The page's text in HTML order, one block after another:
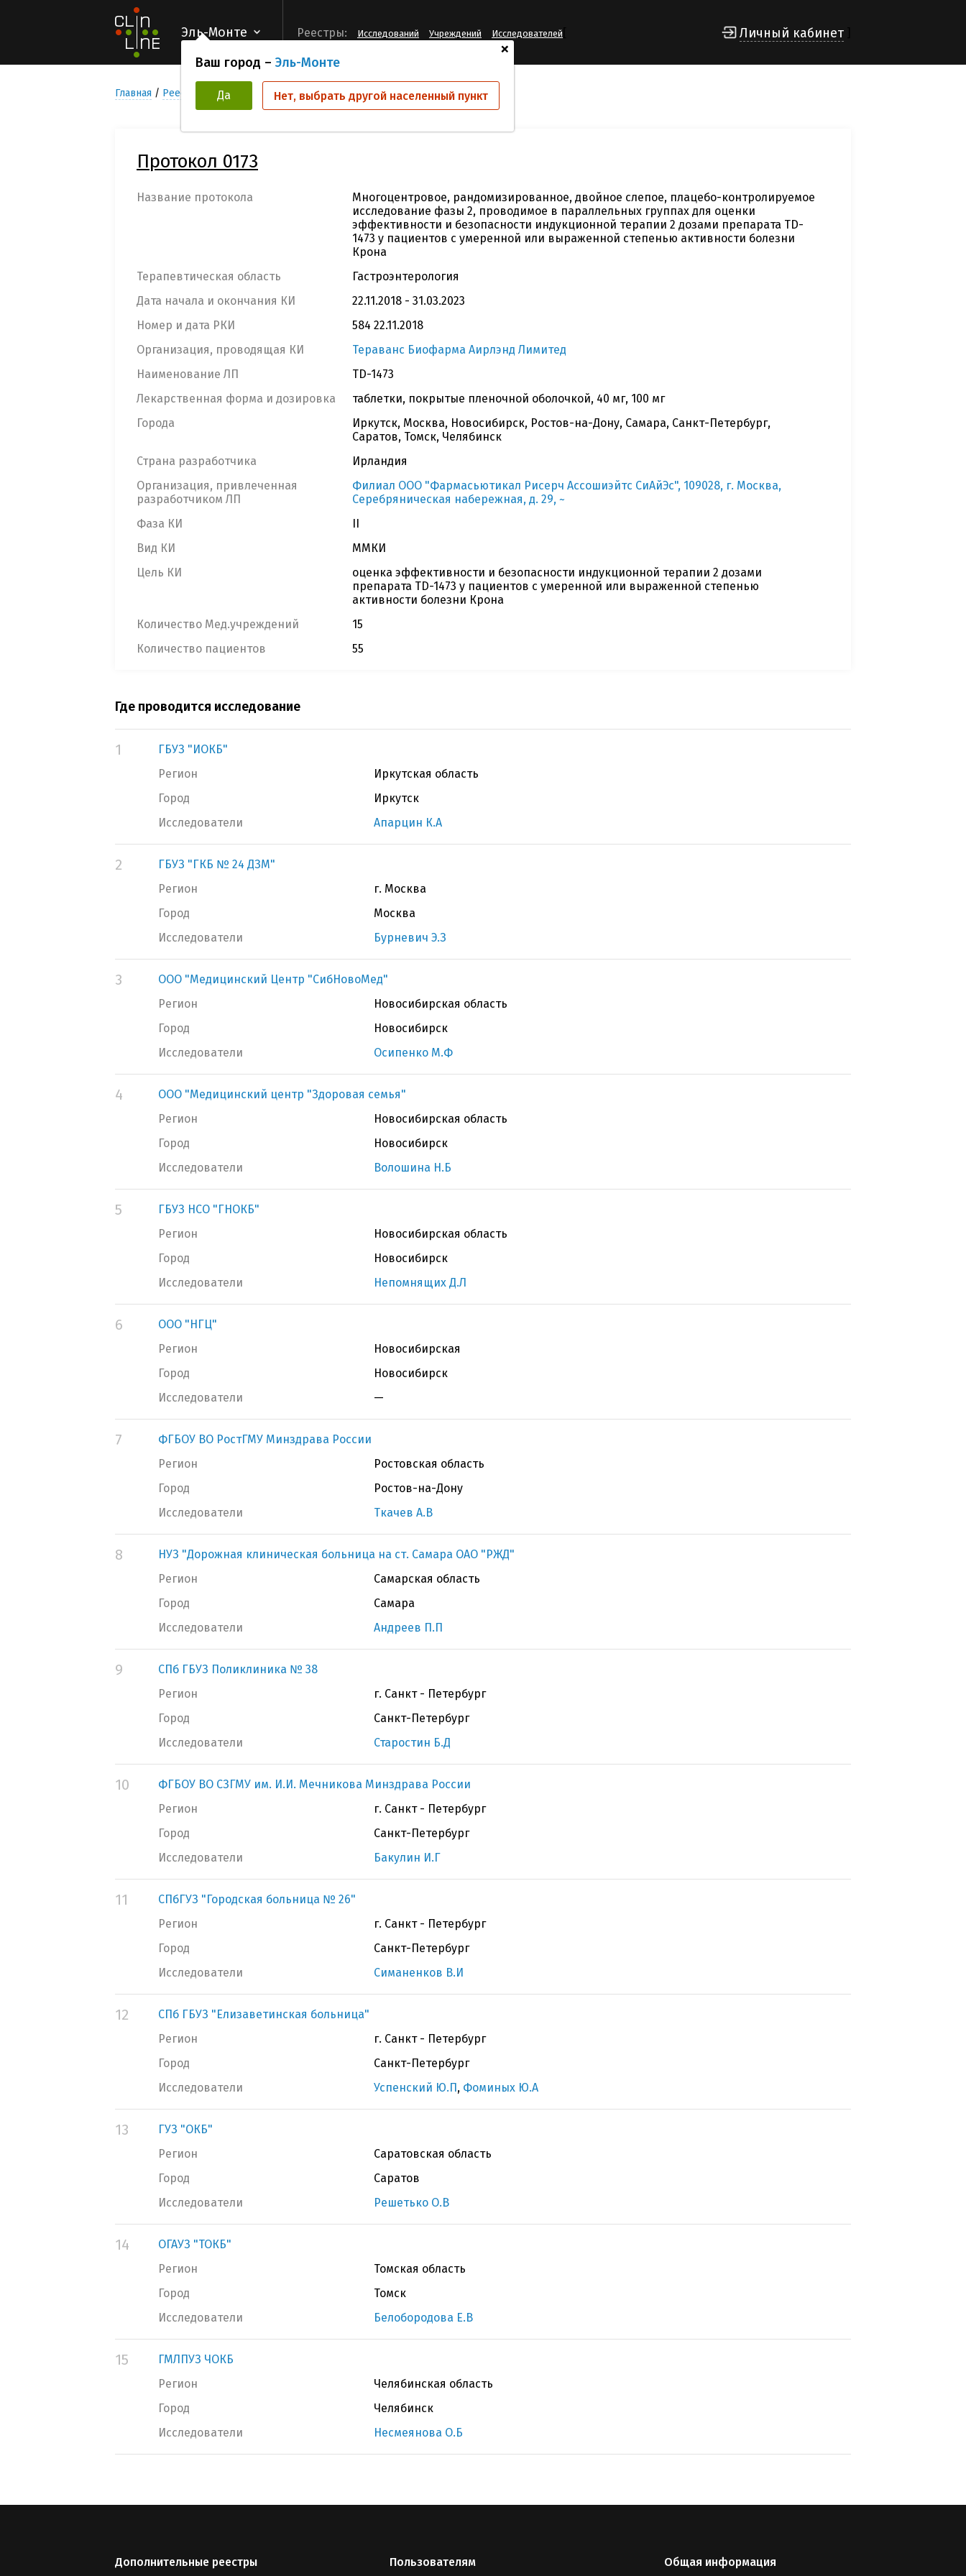
Эль-Монте
+
Ваш город – Эль-Монте
Да Нет, выбрать другой населенный пункт
Реестры: Исследований Учреждений Исследователей Личный кабинет
Главная Реестр Клинических исследований 0173
Протокол 0173
Название протокола
Многоцентровое, рандомизированное, двойное слепое, плацебо-контролируемое
исследование фазы 2, проводимое в параллельных группах для оценки
эффективности и безопасности индукционной терапии 2 дозами препарата TD-
1473 у пациентов с умеренной или выраженной степенью активности болезни
Крона
Терапевтическая область
Гастроэнтерология
Дата начала и окончания КИ
22.11.2018 - 31.03.2023
Номер и дата РКИ
584 22.11.2018
Организация, проводящая КИ
Тераванс Биофарма Аирлэнд Лимитед
Наименование ЛП
TD-1473
Лекарственная форма и дозировка
таблетки, покрытые пленочной оболочкой, 40 мг, 100 мг
Города
Иркутск, Москва, Новосибирск, Ростов-на-Дону, Самара, Санкт-Петербург,
Саратов, Томск, Челябинск
Страна разработчика
Ирландия
Организация, привлеченная
разработчиком ЛП
Филиал ООО "Фармасьютикал Рисерч Ассошиэйтс СиАйЭс", 109028, г. Москва,
Серебряническая набережная, д. 29, ~
Фаза КИ
II
Вид КИ
ММКИ
Цель КИ
оценка эффективности и безопасности индукционной терапии 2 дозами
препарата TD-1473 у пациентов с умеренной или выраженной степенью
активности болезни Крона
Количество Мед.учреждений
15
Количество пациентов
55
Где проводится исследование
1
ГБУЗ "ИОКБ"
Регион
Иркутская область
Город
Иркутск
Исследователи
Апарцин К.А
2
ГБУЗ "ГКБ № 24 ДЗМ"
Регион
г. Москва
Город
Москва
Исследователи
Бурневич Э.З
3
ООО "Медицинский Центр "СибНовоМед"
Регион
Новосибирская область
Город
Новосибирск
Исследователи
Осипенко М.Ф
4
ООО "Медицинский центр "Здоровая семья"
Регион
Новосибирская область
Город
Новосибирск
Исследователи
Волошина Н.Б
5
ГБУЗ НСО "ГНОКБ"
Регион
Новосибирская область
Город
Новосибирск
Исследователи
Непомнящих Д.Л
6
ООО "НГЦ"
Регион
Новосибирская
Город
Новосибирск
Исследователи
—
7
ФГБОУ ВО РостГМУ Минздрава России
Регион
Ростовская область
Город
Ростов-на-Дону
Исследователи
Ткачев А.В
8
НУЗ "Дорожная клиническая больница на ст. Самара ОАО "РЖД"
Регион
Самарская область
Город
Самара
Исследователи
Андреев П.П
9
СПб ГБУЗ Поликлиника № 38
Регион
г. Санкт - Петербург
Город
Санкт-Петербург
Исследователи
Старостин Б.Д
10
ФГБОУ ВО СЗГМУ им. И.И. Мечникова Минздрава России
Регион
г. Санкт - Петербург
Город
Санкт-Петербург
Исследователи
Бакулин И.Г
11
СПбГУЗ "Городская больница № 26"
Регион
г. Санкт - Петербург
Город
Санкт-Петербург
Исследователи
Симаненков В.И
12
СПб ГБУЗ "Елизаветинская больница"
Регион
г. Санкт - Петербург
Город
Санкт-Петербург
Исследователи
Успенский Ю.П, Фоминых Ю.А
13
ГУЗ "ОКБ"
Регион
Саратовская область
Город
Саратов
Исследователи
Решетько О.В
14
ОГАУЗ "ТОКБ"
Регион
Томская область
Город
Томск
Исследователи
Белобородова Е.В
15
ГМЛПУЗ ЧОКБ
Регион
Челябинская область
Город
Челябинск
Исследователи
Несмеянова О.Б
Дополнительные реестры Пользователям Общая информация